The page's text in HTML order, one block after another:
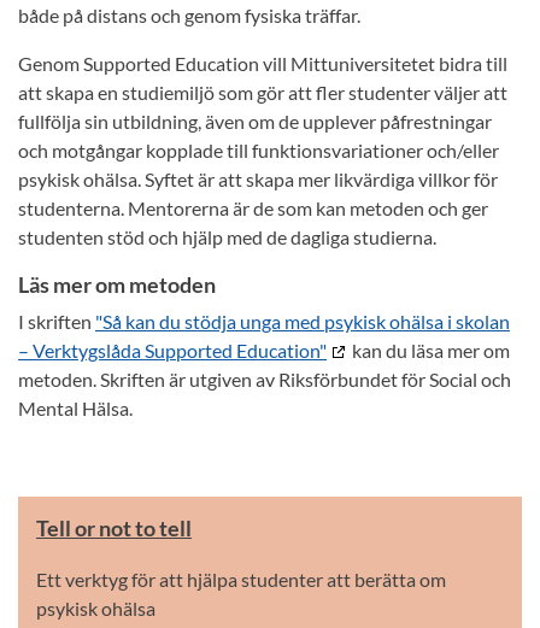
både på distans och genom fysiska träffar.
Genom Supported Education vill Mittuniversitetet bidra till
att skapa en studiemiljö som gör att fler studenter väljer att
fullfölja sin utbildning, även om de upplever påfrestningar
och motgångar kopplade till funktionsvariationer och/eller
psykisk ohälsa. Syftet är att skapa mer likvärdiga villkor för
studenterna. Mentorerna är de som kan metoden och ger
studenten stöd och hjälp med de dagliga studierna.
Läs mer om metoden
I skriften "Så kan du stödja unga med psykisk ohälsa i skolan
– Verktygslåda Supported Education"
kan du läsa mer om
metoden. Skriften är utgiven av Riksförbundet för Social och
Mental Hälsa.
Tell or not to tell
Ett verktyg för att hjälpa studenter att berätta om
psykisk ohälsa